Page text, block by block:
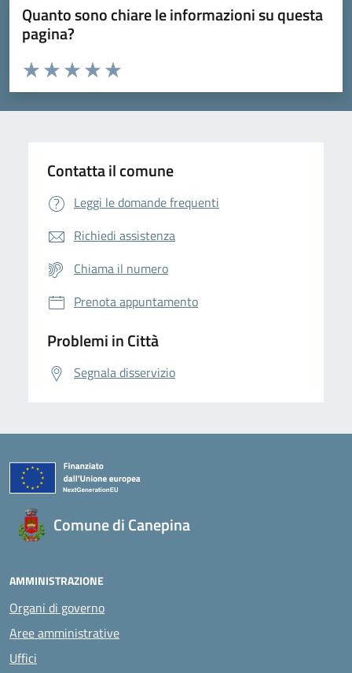
Quanto sono chiare le informazioni su questa
pagina?
Domanda
Valuta da 1 a 5 stelle la pagina
Valuta 5 stelle su 5
Valuta 4 stelle su 5
Valuta 3 stelle su 5
Valuta 2 stelle su 5
Valuta 1 stelle su 5
Contatta il comune
Leggi le domande frequenti
Richiedi assistenza
Chiama il numero
Prenota appuntamento
Problemi in Città
Segnala disservizio
Comune di Canepina
AMMINISTRAZIONE
Organi di governo
Aree amministrative
Uffici